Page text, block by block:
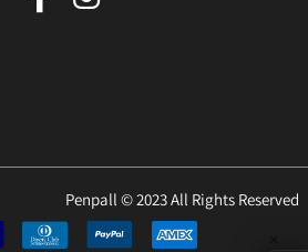
Penpall © 2023 All Rights Reserved